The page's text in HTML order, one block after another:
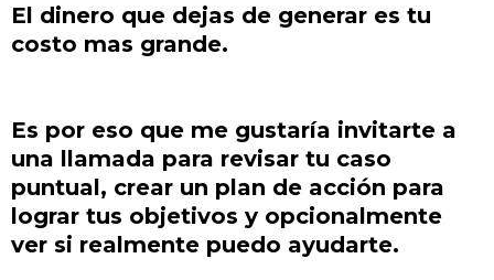
El dinero que dejas de generar es tu
costo mas grande.
Es por eso que me gustaría invitarte a
una llamada para revisar tu caso
puntual, crear un plan de acción para
lograr tus objetivos y opcionalmente
ver si realmente puedo ayudarte.